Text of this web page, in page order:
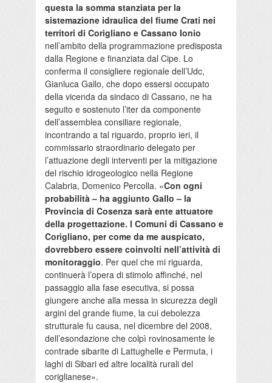
questa la somma stanziata per la
sistemazione idraulica del fiume Crati nei
territori di Corigliano e Cassano Ionio
nell’ambito della programmazione predisposta
dalla Regione e finanziata dal Cipe. Lo
conferma il consigliere regionale dell’Udc,
Gianluca Gallo, che dopo essersi occupato
della vicenda da sindaco di Cassano, ne ha
seguito e sostenuto l’iter da componente
dell’assemblea consiliare regionale,
incontrando a tal riguardo, proprio ieri, il
commissario straordinario delegato per
l’attuazione degli interventi per la mitigazione
del rischio idrogeologico nella Regione
Calabria, Domenico Percolla. «Con ogni
probabilità – ha aggiunto Gallo – la
Provincia di Cosenza sarà ente attuatore
della progettazione. I Comuni di Cassano e
Corigliano, per come da me auspicato,
dovrebbero essere coinvolti nell’attività di
monitoraggio. Per quel che mi riguarda,
continuerà l’opera di stimolo affinché, nel
passaggio alla fase esecutiva, si possa
giungere anche alla messa in sicurezza degli
argini del grande fiume, la cui debolezza
strutturale fu causa, nel dicembre del 2008,
dell’esondazione che colpì rovinosamente le
contrade sibarite di Lattughelle e Permuta, i
laghi di Sibari ed altre località rurali del
coriglianese».